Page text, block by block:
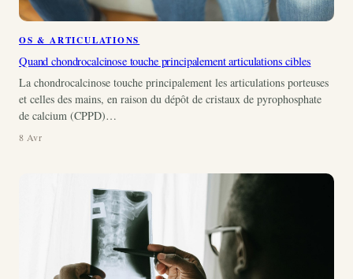
OS & ARTICULATIONS
Quand chondrocalcinose touche principalement articulations cibles
La chondrocalcinose touche principalement les articulations porteuses
et celles des mains, en raison du dépôt de cristaux de pyrophosphate
de calcium (CPPD)…
8 Avr